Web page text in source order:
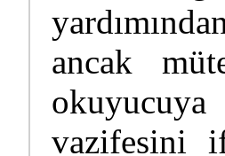
ancak
vazifesini